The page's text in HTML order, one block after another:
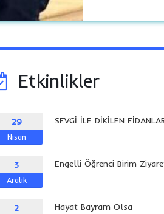
Etkinlikler
29
Nisan
SEVGİ İLE DİKİLEN
3
Aralık
Engelli Öğrenci Birim
2 Hayat Bayram Olsa